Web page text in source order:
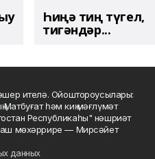
Һиңә тиң түгел,
тигәндәр...
ителә. Ойоштороусылары:
һәм киң мәғлүмәт
Республикаһы" нәшриәт
мөхәррире — Мирсәйет
данных